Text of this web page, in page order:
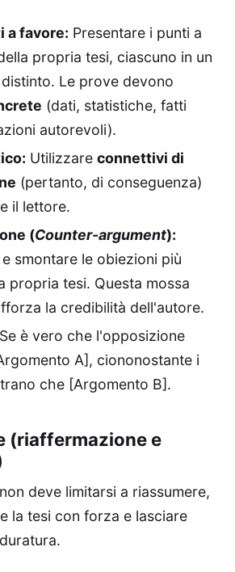
a favore: Presentare i punti a
propria tesi, ciascuno in un
Le prove devono
(dati, statistiche, fatti
autorevoli).
Utilizzare connettivi di
(pertanto, di conseguenza)
il lettore.
(Counter-argument):
smontare le obiezioni più
propria tesi. Questa mossa
la credibilità dell'autore.
Se è vero che l'opposizione
A], ciononostante i
che [Argomento B].
(riaffermazione e
deve limitarsi a riassumere,
la tesi con forza e lasciare